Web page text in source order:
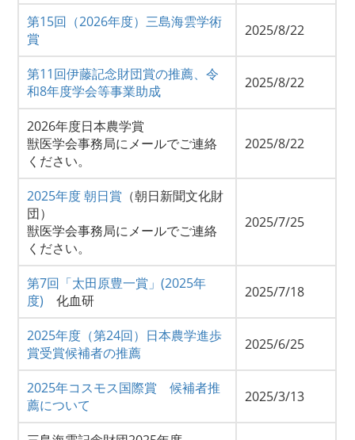
第15回（2026年度）三島海雲学術
賞
2025/8/22
第11回伊藤記念財団賞の推薦、令
和8年度学会等事業助成
2025/8/22
2026年度日本農学賞
獣医学会事務局にメールでご連絡
ください。
2025/8/22
2025年度 朝日賞 （朝日新聞文化財
団）
獣医学会事務局にメールでご連絡
ください。
2025/7/25
第7回「太田原豊一賞」(2025年
度) 化血研 2025/7/18
2025年度（第24回）日本農学進歩
賞受賞候補者の推薦
2025/6/25
2025年コスモス国際賞 候補者推
薦について
2025/3/13